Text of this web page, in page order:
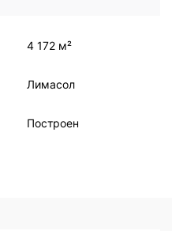
4 172 м²
Лимасол
Построен